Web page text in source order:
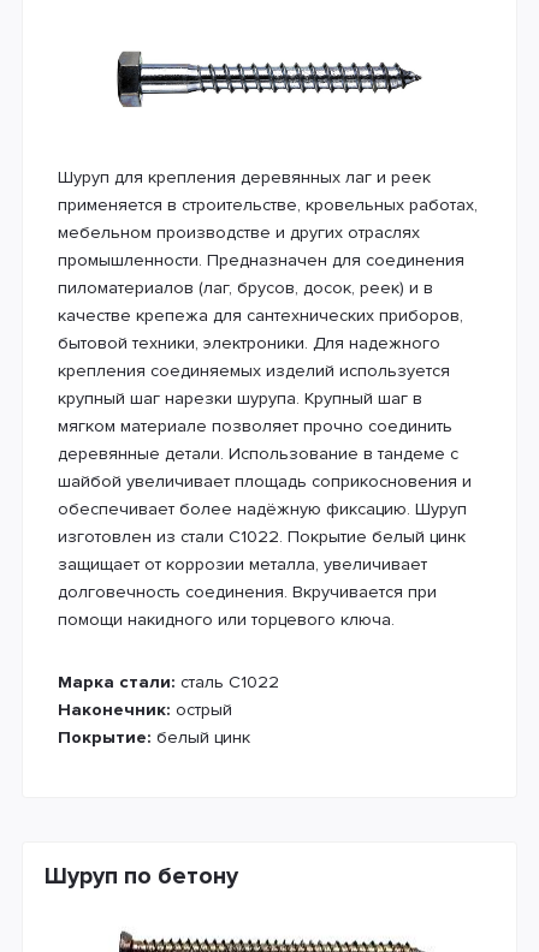
Шуруп для крепления деревянных лаг и реек
применяется в строительстве, кровельных работах,
мебельном производстве и других отраслях
промышленности. Предназначен для соединения
пиломатериалов (лаг, брусов, досок, реек) и в
качестве крепежа для сантехнических приборов,
бытовой техники, электроники. Для надежного
крепления соединяемых изделий используется
крупный шаг нарезки шурупа. Крупный шаг в
мягком материале позволяет прочно соединить
деревянные детали. Использование в тандеме с
шайбой увеличивает площадь соприкосновения и
обеспечивает более надёжную фиксацию. Шуруп
изготовлен из стали С1022. Покрытие белый цинк
защищает от коррозии металла, увеличивает
долговечность соединения. Вкручивается при
помощи накидного или торцевого ключа.
Марка стали:сталь С1022
Наконечник:острый
Покрытие:белый цинк
Шуруп по бетону